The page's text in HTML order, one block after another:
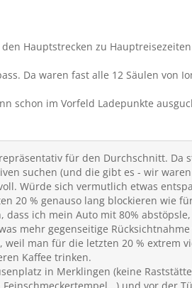
Hauptstrecken zu
Da waren fast alle 12 Säulen von
schon im Vorfeld Ladepunkte
für den Durchschnitt. Da
suchen (und die gibt es - wir
Würde sich vermutlich etwas
20 % genauso lang blockieren wie
ich mein Auto mit 80%
mehr gegenseitige
man für die letzten 20 % extrem
Kaffee trinken.
in Merklingen (keine